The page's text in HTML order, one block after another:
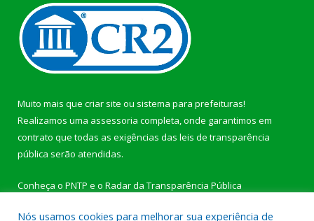
Muito mais que criar site ou sistema para prefeituras!
Realizamos uma assessoria completa, onde garantimos em
contrato que todas as exigências das leis de transparência
pública serão atendidas.
Conheça o PNTP e o Radar da Transparência Pública
Nós usamos cookies para melhorar sua experiência de